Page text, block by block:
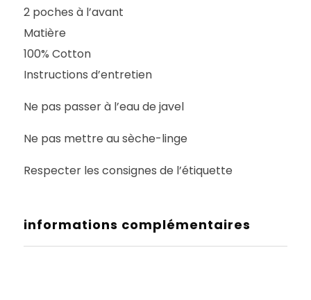
2 poches à l’avant
Matière
100% Cotton
Instructions d’entretien
Ne pas passer à l’eau de javel
Ne pas mettre au sèche-linge
Respecter les consignes de l’étiquette
informations complémentaires